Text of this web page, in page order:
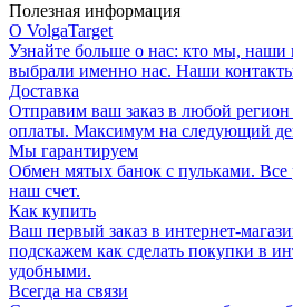
Полезная информация
О VolgaTarget
Узнайте больше о нас: кто мы,
выбрали именно нас. Наши
Доставка
Отправим ваш заказ в любой
оплаты. Максимум на следующий
Мы гарантируем
Обмен мятых банок с пульками. Все
наш счет.
Как купить
Ваш первый заказ в интернет-
подскажем как сделать покупки в
удобными.
Всегда на связи